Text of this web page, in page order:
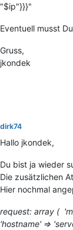
"$ip"}}}"
Eventuell musst
Gruss,
jkondek
dirk74
Hallo jkondek,
Du bist ja wieder
Die zusätzlichen
Hier nochmal
request: array (
'hostname' =>